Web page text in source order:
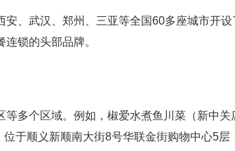
、武汉、郑州、三亚等全国60多座城市开设
锁的头部品牌。
多个区域。例如，椒爱水煮鱼川菜（新中关
于顺义新顺南大街8号华联金街购物中心5层